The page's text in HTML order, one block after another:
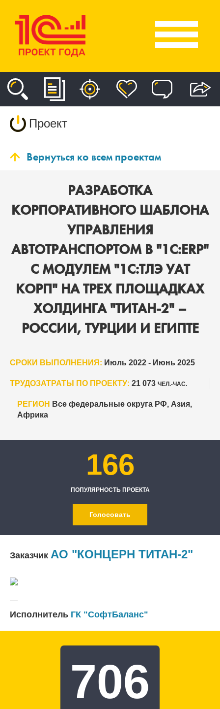
Проект
Вернуться ко всем проектам
РАЗРАБОТКА
КОРПОРАТИВНОГО ШАБЛОНА
УПРАВЛЕНИЯ
АВТОТРАНСПОРТОМ В "1С:ERP"
С МОДУЛЕМ "1С:ТЛЭ УАТ
КОРП" НА ТРЕХ ПЛОЩАДКАХ
ХОЛДИНГА "ТИТАН-2" –
РОССИИ, ТУРЦИИ И ЕГИПТЕ
СРОКИ ВЫПОЛНЕНИЯ: Июль 2022 - Июнь 2025
ТРУДОЗАТРАТЫ ПО ПРОЕКТУ: 21 073 ЧЕЛ.-ЧАС.
РЕГИОН Все федеральные округа РФ, Азия,
Африка
166
ПОПУЛЯРНОСТЬ ПРОЕКТА
Голосовать
Заказчик АО "КОНЦЕРН ТИТАН-2"
Исполнитель ГК "СофтБаланс"
706